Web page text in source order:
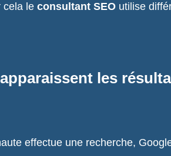
cela le consultant SEOutilise
les
effectue une recherche,